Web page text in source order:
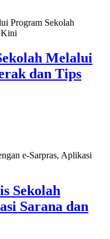
Melalui
dan Tips
Sekolah
Sarana dan